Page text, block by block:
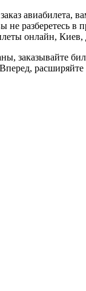
авиабилета,
не разберетесь
онлайн,
заказывайте